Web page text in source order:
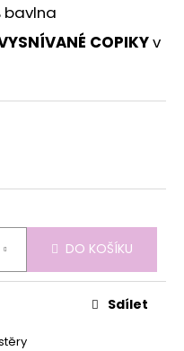
bavlna
COPIKYv
DO KOŠÍKU
Sdílet